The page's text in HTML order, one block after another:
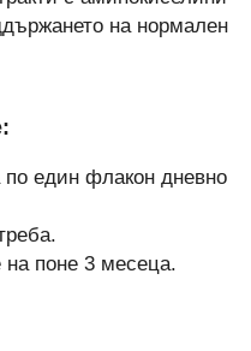
на нормален
по един флакон дневно
поне 3 месеца.